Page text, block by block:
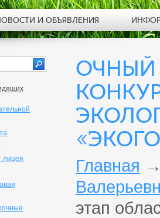
лицея
ОЧНЫЙ
Главная
этап
И ОБЪЯВЛЕНИЯ